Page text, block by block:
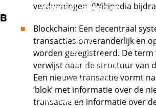
Voedsel, groen en
Groen
Externe link
Voeding
Externe link
Winkelambacht
Gastvrijheid
Externe
Handel
Externe link
verdunningen. (Wikipedia
B
Blockchain: Een decentraal
transacties onveranderlijk en
worden geregistreerd. De term
verwijst naar de structuur van
Een nieuwe transactie vormt
‘blok’ met informatie over de
transactie en informatie over